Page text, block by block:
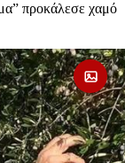
προκάλεσε χαμό